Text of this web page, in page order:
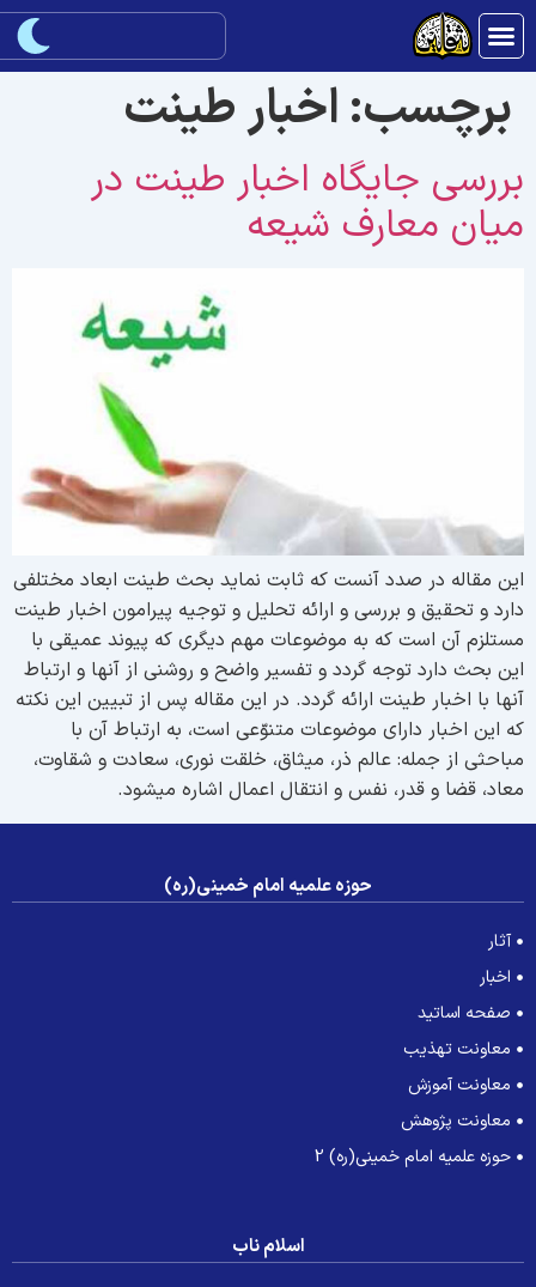
برچسب:اخبار طینت
جایگاه اخبار طینت در
معارف شیعه
مقاله در صدد آنست که ثابت نماید بحث طینت ابعاد مختلفی
و تحقیق و بررسی و ارائه تحلیل و توجیه پیرامون اخبار طینت
آن است که به موضوعات مهم دیگری که پیوند عمیقی با
بحث دارد توجه گردد و تفسیر واضح و روشنی از آنها و ارتباط
با اخبار طینت ارائه گردد. در این مقاله پس از تبیین این نکته
این اخبار دارای موضوعات متنوّعی است، به ارتباط آن با
از جمله: عالم ذر، میثاق، خلقت نوری، سعادت و شقاوت،
قضا و قدر، نفس و انتقال اعمال اشاره می­شود.
حوزه علمیه امام خمینی(ره)
آثار
اخبار
صفحه اساتید
معاونت تهذیب
معاونت آموزش
معاونت پژوهش
حوزه علمیه امام خمینی(ره) 2
اسلام ناب